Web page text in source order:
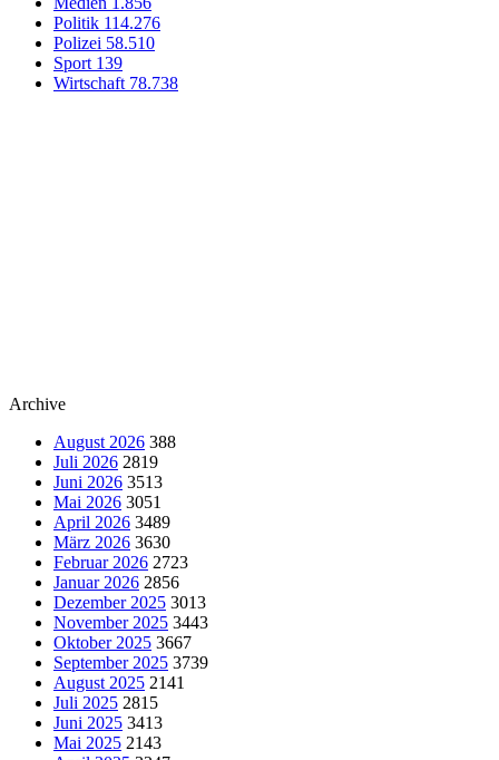
Politik 114.276
Polizei 58.510
Sport 139
Wirtschaft 78.738
Archive
August 2026 388
Juli 2026 2819
Juni 2026 3513
Mai 2026 3051
April 2026 3489
März 2026 3630
Februar 2026 2723
Januar 2026 2856
Dezember 2025 3013
November 2025 3443
Oktober 2025 3667
September 2025 3739
August 2025 2141
Juli 2025 2815
Juni 2025 3413
Mai 2025 2143